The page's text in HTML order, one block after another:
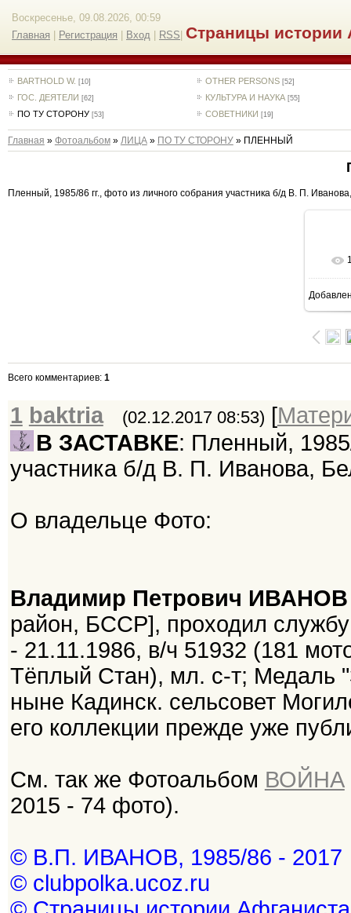
Воскресенье, 09.08.2026, 00:59
Главная
Регистрация Вход RSS Страницы истории
BARTHOLD W. [10] OTHER PERSONS [52]
ГОС. ДЕЯТЕЛИ [62] КУЛЬТУРА И НАУКА [55]
ПО ТУ СТОРОНУ [53] СОВЕТНИКИ [19]
Главная » Фотоальбом» ЛИЦА» ПО ТУ СТОРОНУ» ПЛЕННЫЙ
Пленный, 1985/86 гг., фото из личного собрания участника б/д В. П.
Всего комментариев: 1
1 baktria (02.12.2017 08:53) [
В ЗАСТАВКЕ: Пленный,
участника б/д В. П. Иванова,
О владельце Фото:
Владимир Петрович ИВАНОВ
район, БССР], проходил
- 21.11.1986, в/ч 51932 (181
Тёплый Стан), мл. с-т; Медаль
ныне Кадинск. сельсовет
его коллекции прежде уже
См. так же Фотоальбом ВОЙНА
2015 - 74 фото).
© В.П. ИВАНОВ, 1985/86 - 2017
© clubpolka.ucoz.ru